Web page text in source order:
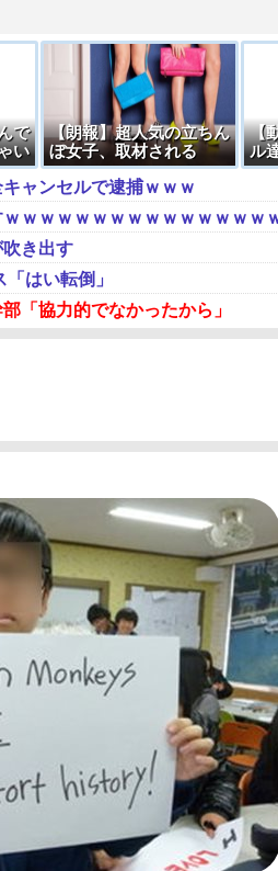
で
い
【朗報】超人気の立ちん
ぼ女子、取材される
【
ル
し
ャンセルで逮捕ｗｗｗ
き出す
はい転倒」
「協力的でなかったから」